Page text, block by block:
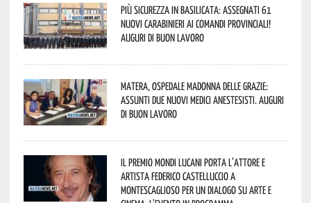
Più sicurezza in Basilicata: assegnati 61
nuovi Carabinieri ai Comandi provinciali!
Auguri di buon lavoro
Matera, Ospedale Madonna delle Grazie:
assunti due nuovi medici anestesisti. Auguri
di buon lavoro
Il Premio Mondi Lucani porta l’attore e
artista Federico Castelluccio a
Montescaglioso per un dialogo su arte e